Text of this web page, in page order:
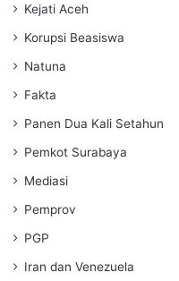
Kejati Aceh
Korupsi Beasiswa
Natuna
Fakta
Panen Dua Kali Setahun
Pemkot Surabaya
Mediasi
Pemprov
PGP
Iran dan Venezuela